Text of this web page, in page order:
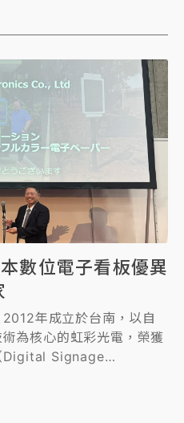
，但沒找到人。據了解，
日)遭拘提到案，台中法
看守所附設管收所。
數位電子看板優異
2012年成立於台南，以自
為核心的虹彩光電，榮獲
Digital Signage
日本數位電子看板優
），成為獎項成立以來